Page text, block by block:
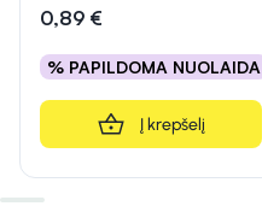
0,89 €
% PAPILDOMA NUOLAIDA
Į krepšelį